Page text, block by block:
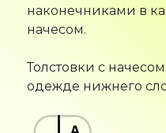
наконечниками в
начесом.
Толстовки с
одежде нижнего